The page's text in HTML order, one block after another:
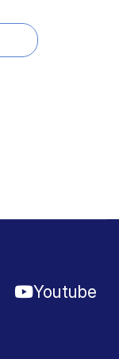
Youtube